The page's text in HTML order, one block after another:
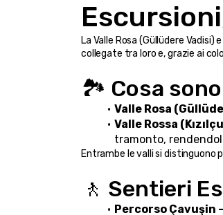
La Valle Rosa (Güllüdere Vadisi)
collegate tra loro e, grazie ai
🏞️ Cosa sono
Valle Rosa
Valle Rossa
tramonto,
Entrambe le valli si distinguono
🚶 Sentieri
Percorso Çavuşin